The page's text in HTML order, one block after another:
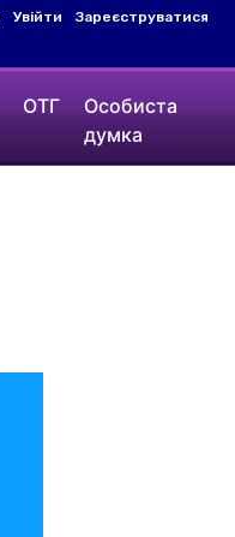
Увійти Зареєструватися
ОТГ
Особиста
думка